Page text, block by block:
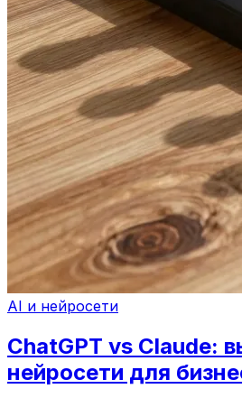
AI и нейросети
ChatGPT vs Claude:
нейросети для